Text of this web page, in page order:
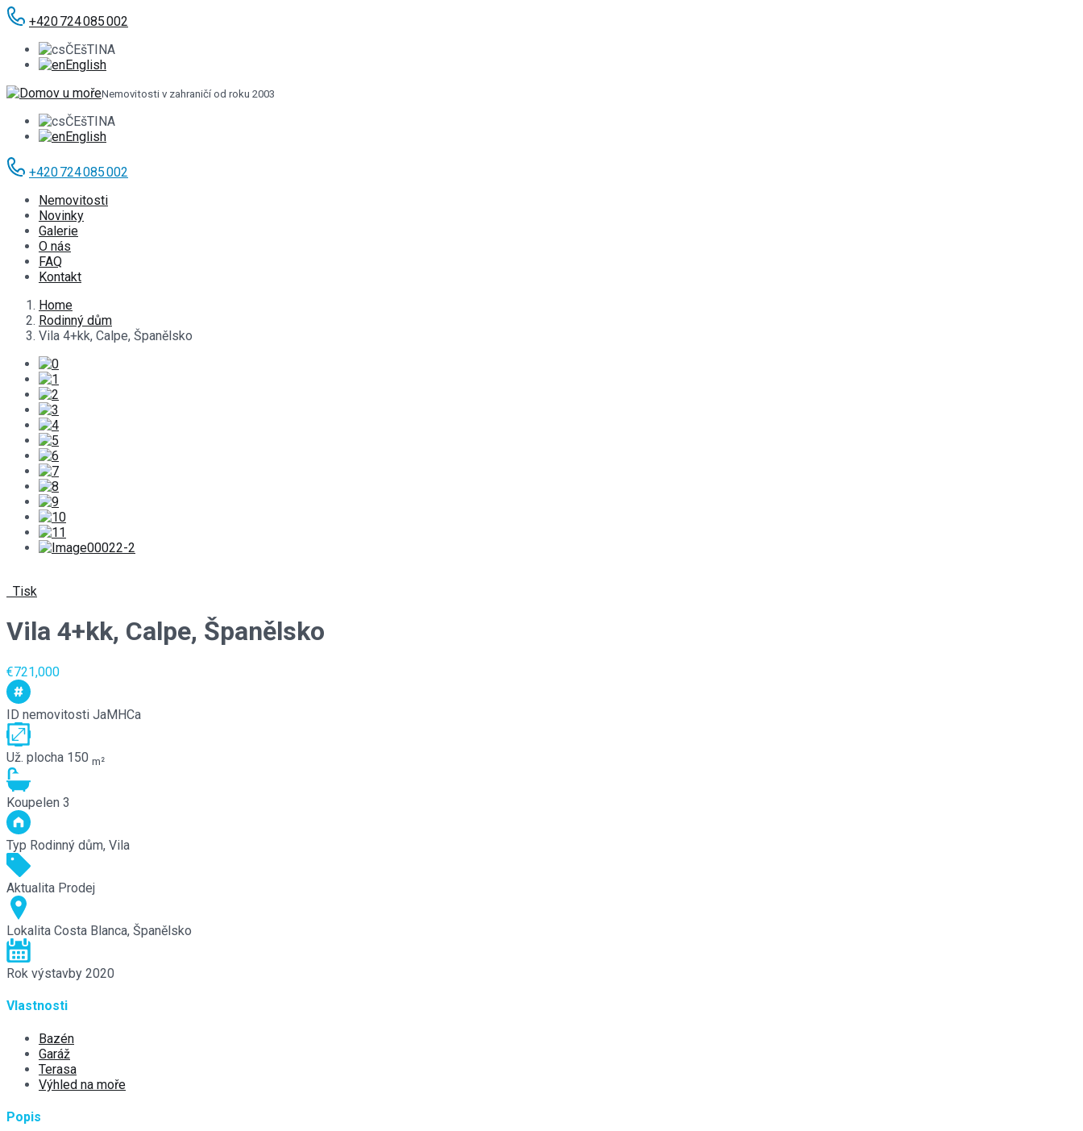
+420 724 085 002
ČEšTINA
English
Nemovitosti v zahraničí od roku 2003
ČEšTINA
English
+420 724 085 002
Nemovitosti
Novinky
Galerie
O nás
FAQ
Kontakt
Home
Rodinný dům
Vila 4+kk, Calpe, Španělsko
Tisk
Vila 4+kk, Calpe, Španělsko
€721,000
ID nemovitosti JaMHCa
Už. plocha 150 m²
Koupelen 3
Typ Rodinný dům, Vila
Aktualita Prodej
Lokalita Costa Blanca, Španělsko
Rok výstavby 2020
Vlastnosti
Bazén
Garáž
Terasa
Výhled na moře
Popis